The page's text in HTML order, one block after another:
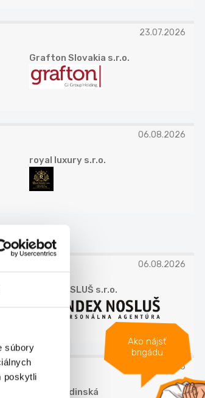
súbory
poskytli
Ako nájsť
brigádu
23.07.2026
Grafton Slovakia s.r.o.
06.08.2026
royal luxury s.r.o.
06.08.2026
INDEX NOSLUŠ s.r.o.
30.07.2026
Petra Budinská